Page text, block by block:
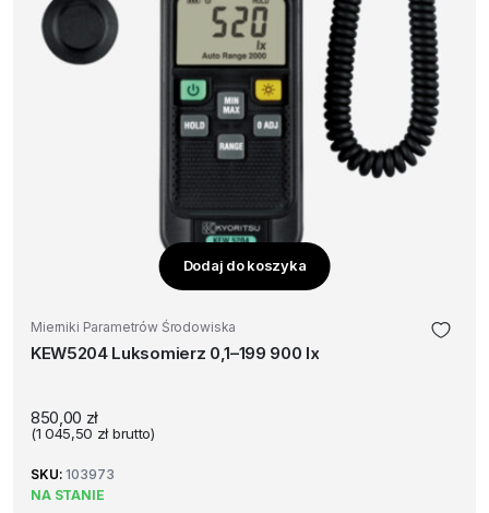
Dodaj do koszyka
Mierniki Parametrów Środowiska
KEW5204 Luksomierz 0,1–199 900 lx
850,00 zł
(1 045,50 złbrutto)
SKU: 103973
NA STANIE